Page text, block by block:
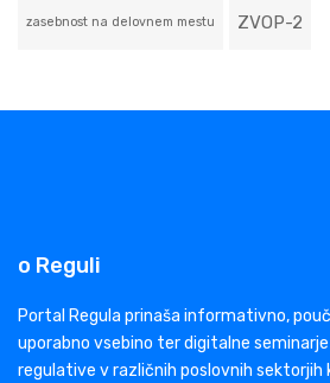
zasebnost na delovnem mestu ZVOP-2
o Reguli
Portal Regula prinaša informativno,
uporabno vsebino ter digitalne
regulative v različnih poslovnih sektorjih